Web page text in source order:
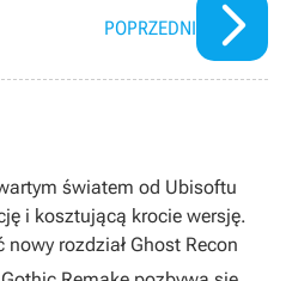
POPRZEDNI
światem od Ubisoftu
i kosztującą krocie wersję.
rozdział Ghost Recon